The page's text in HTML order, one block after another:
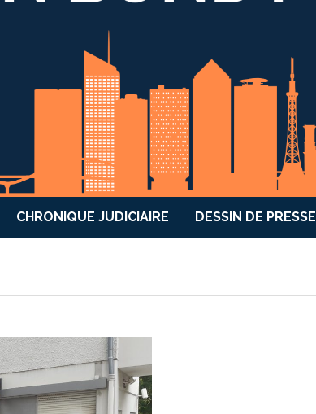
CHRONIQUE JUDICIAIRE DESSIN DE PRESSE